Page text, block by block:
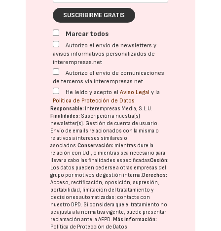
SUSCRIBIRME GRATIS
Marcar todos
Autorizo el envío de newsletters y
avisos informativos personalizados de
interempresas.net
Autorizo el envío de comunicaciones
de terceros vía interempresas.net
He leído y acepto elAviso Legal y la
Política de Protección de Datos
Responsable: Interempresas Media, S.L.U.
Finalidades: Suscripción a nuestra(s)
newsletter(s). Gestión de cuenta de usuario.
Envío de emails relacionados con la misma o
relativos a intereses similares o
asociados.Conservación: mientras dure la
relación con Ud., o mientras sea necesario para
llevar a cabo las finalidades especificadasCesión:
Los datos pueden cederse a otras empresas del
grupo por motivos de gestión interna. Derechos:
Acceso, rectificación, oposición, supresión,
portabilidad, limitación del tratatamiento y
decisiones automatizadas: contacte con
nuestro DPD. Si considera que el tratamiento no
se ajusta a la normativa vigente, puede presentar
reclamación ante laAEPD. Más información:
Política de Protección de Datos